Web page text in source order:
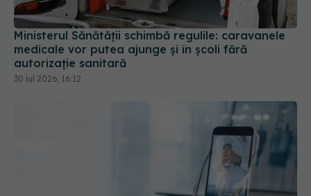
Ministerul Sănătății schimbă regulile: caravanele
medicale vor putea ajunge și în școli fără
autorizație sanitară
30 iul 2026, 16:12